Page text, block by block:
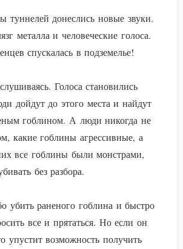
туннелей донеслись новые звуки.
металла и человеческие голоса.
спускалась в подземелье!
Голоса становились
дойдут до этого места и найдут
гоблином. А люди никогда не
какие гоблины агрессивные, а
все гоблины были монстрами,
без разбора.
убить раненого гоблина и быстро
все и прятаться. Но если он
упустит возможность получить